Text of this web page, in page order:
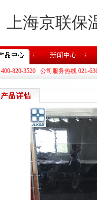
上海京联
820-3520 公司服务热线 021-